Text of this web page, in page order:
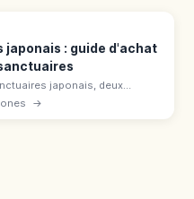
japonais : guide d'achat
japonais, deux
sacrés (omamori,
→